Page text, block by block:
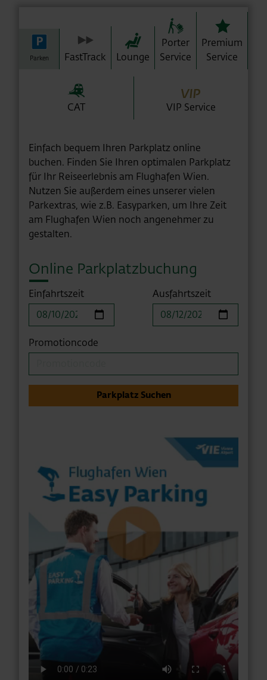
Parken FastTrack Lounge
Porter
Service
Premium
Service
CAT VIP Service
Einfach bequem Ihren Parkplatz online
buchen. Finden Sie Ihren optimalen Parkplatz
für Ihr Reiseerlebnis am Flughafen Wien.
Nutzen Sie außerdem eines unserer vielen
Parkextras, wie z.B. Easyparken, um Ihre Zeit
am Flughafen Wien noch angenehmer zu
gestalten.
Online Parkplatzbuchung
Einfahrtszeit Ausfahrtszeit
Promotioncode
Parkplatz Suchen